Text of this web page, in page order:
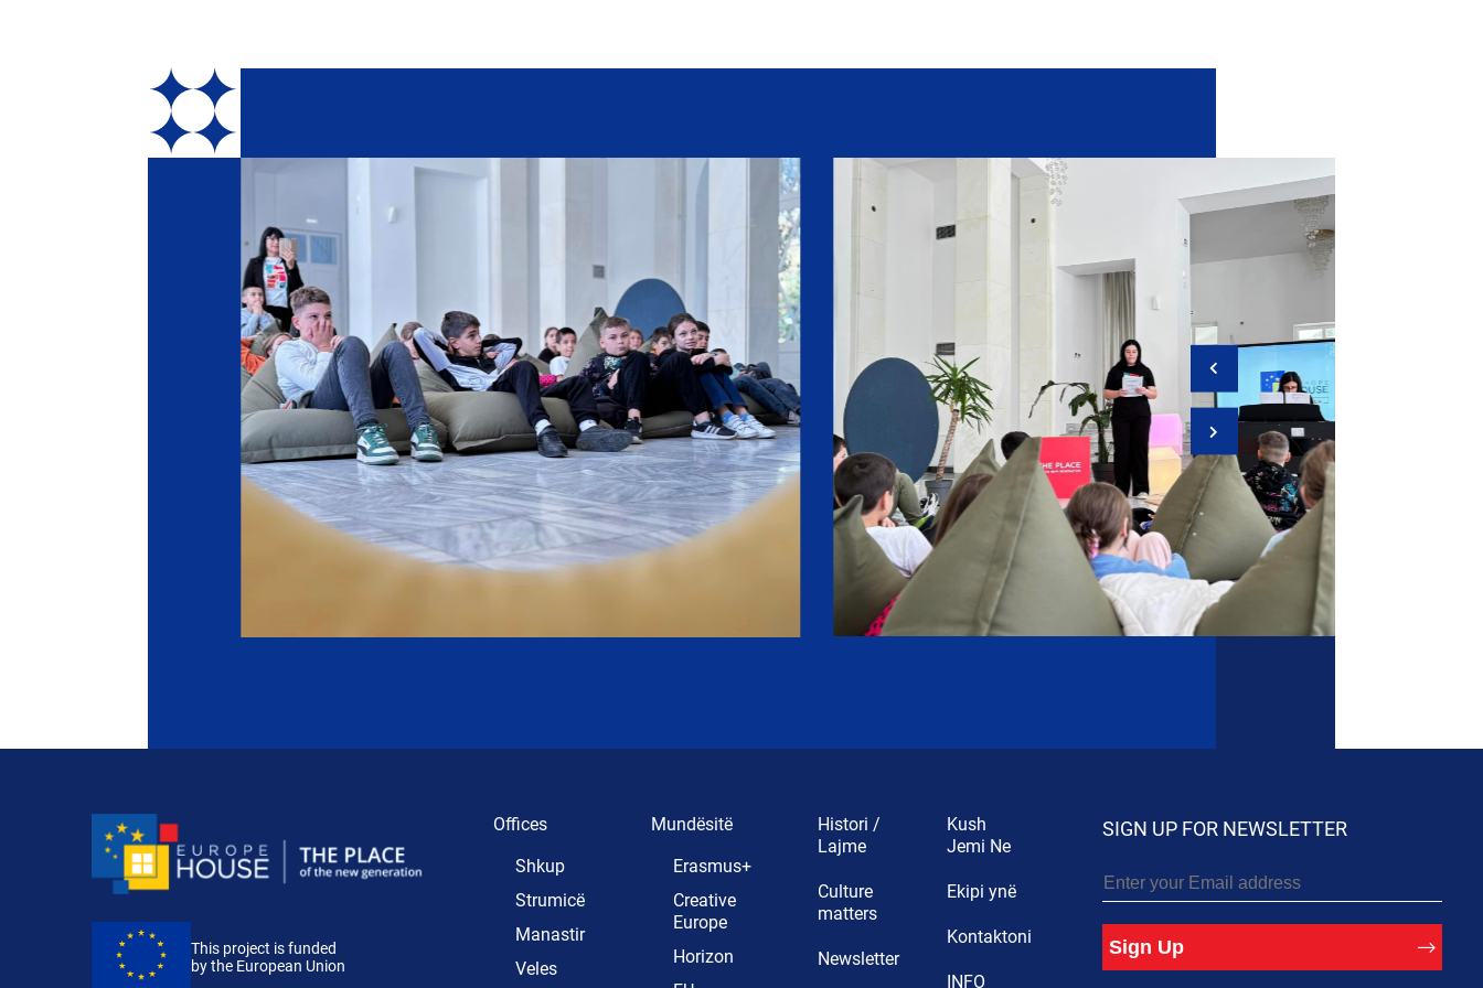
This project is funded
by the European Union
Offices
Shkup
Strumicë
Manastir
Veles
Mundësitë
Erasmus+
Creative
Europe
Horizon
Histori /
Lajme
Culture
matters
Newsletter
Kush
Jemi Ne
Ekipi ynë
Kontaktoni
INFO
SIGN UP FOR NEWSLETTER
Sign Up